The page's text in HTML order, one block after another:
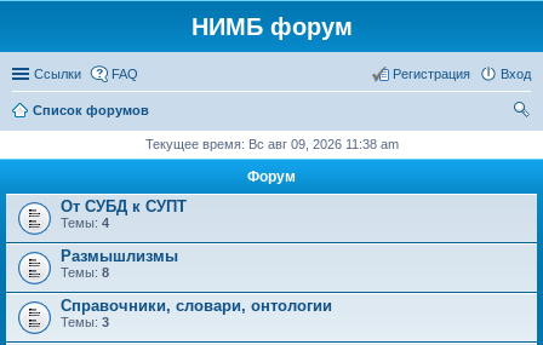
НИМБ форум
Ссылки FAQ Вход
Регистрация
Список форумов
Текущее время: Вс авг 09, 2026 11:38 am
Форум
От СУБД к СУПТ
Темы: 4
Размышлизмы
Темы: 8
Справочники, словари, онтологии
Темы: 3